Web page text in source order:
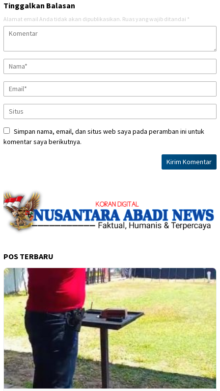
Tinggalkan Balasan
Alamat email Anda tidak akan dipublikasikan. Ruas yang wajib ditandai *
Simpan nama, email, dan situs web saya pada peramban ini untuk
komentar saya berikutnya.
POS TERBARU